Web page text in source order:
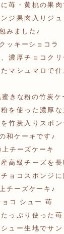
苺・黄桃の果
ジ果肉入りジ
みました♪
ッキーショコラ
濃厚チョコク
マシュマロで
きな粉の竹炭ケ
を使った濃厚
竹炭入りスポ
和ケーキです♪
チーズケーキ
高級チーズを
ョコスポンジ
チーズケーキ♪
コ シュー 苺
っぷり使った
ュー生地でサ